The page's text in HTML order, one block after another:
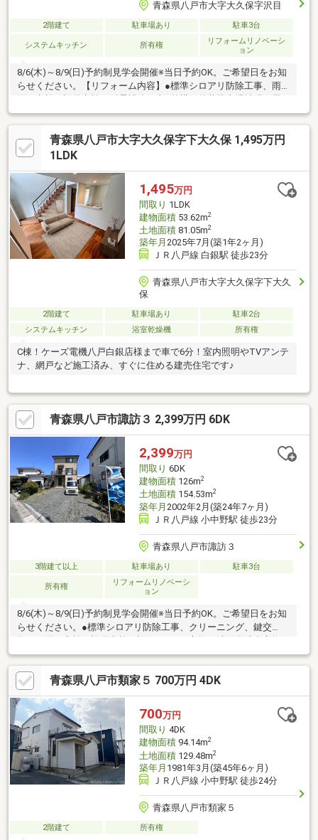
青森県八戸市大字大久保字沢目
2階建て 駐車場あり 駐車3台
システムキッチン 所有権
リフォームリノベーシ
ョン
8/6(木)～8/9(日)予約制見学会開催※当日予約OK。ご希望日をお知
らせください。【リフォーム内容】●標準シロアリ防除工事、雨
漏り点検、設備点検、耐震補強工事●外構・外装駐車場拡張、屋
根塗装、外壁塗装●ライフライン下水道接続●水回りシステムキッ
チン交換、ユニットバス交換、トイレ交換、洗面化粧台交換●内
装間取変更、玄関扉交換、室内ドア交換、床材上張り、シューズ
ボックス交換、クロス張替え●その他設備インターホン設置、火
件により住宅ローン減税が適用されます。・雨漏
青森県八戸市大字大久保字下大久保 1,495万円
1LDK
1,495万円
間取り 1LDK
建物面積53.62m2
土地面積81.05m2
築年月 2025年7月(築1年2ヶ月)
ＪＲ八戸線 白銀駅 徒歩23分
青森県八戸市大字大久保字下大久
保
2階建て 駐車場あり
駐車2台
システムキッチン
浴室乾燥機 所有権
C棟！ケーズ電機八戸白銀店様まで車で6分！室内照明やTVアンテ
ナ、網戸など施工済み、すぐに住める建売住宅です♪
青森県八戸市諏訪３ 2,399万円 6DK
2,399万円
間取り 6DK
建物面積126m2
土地面積154.53m2
築年月 2002年2月(築24年7ヶ月)
ＪＲ八戸線 小中野駅 徒歩23分
青森県八戸市諏訪３
3階建て以上 駐車場あり 駐車3台
所有権
リフォームリノベーシ
ョン
8/6(木)～8/9(日)予約制見学会開催※当日予約OK。ご希望日をお知
らせください。●標準シロアリ防除工事、クリーニング、鍵交
換、雨漏り点検、設備点検●水回りトイレ交換、洗面化粧台交換●
内装クロス張替、照明器具交換【おすすめポイント】・本物件は
条件により住宅ローン減税が適用されます。・雨漏り、構造上主
要な部分の欠陥や・腐食、給排水管の故障や漏水についてお引渡
しより２年間保証・シロアリ防除工事施工後5年間保証・お客様に
合わせたローンの組み方や金融機関をご提案。住宅ローンが初め
ての方でもお気軽にご相談ください【周辺施設】・八戸市立
青森県八戸市類家５ 700万円 4DK
700万円
間取り 4DK
建物面積94.14m2
土地面積129.48m2
築年月 1981年3月(築45年6ヶ月)
ＪＲ八戸線 小中野駅 徒歩24分
青森県八戸市類家５
2階建て 所有権